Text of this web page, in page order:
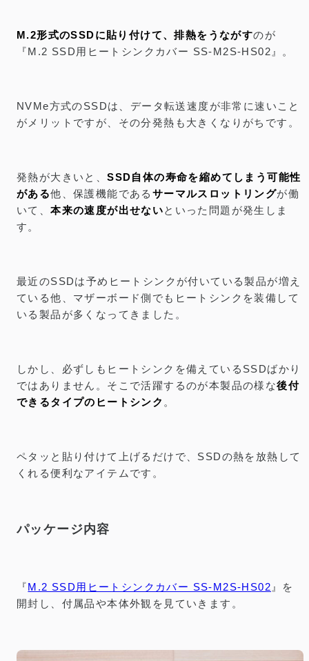
M.2形式のSSDに貼り付けて、排熱をうながすのが
『M.2 SSD用ヒートシンクカバー SS-M2S-HS02』。
NVMe方式のSSDは、データ転送速度が非常に速いこと
がメリットですが、その分発熱も大きくなりがちです。
発熱が大きいと、SSD自体の寿命を縮めてしまう可能性
がある他、保護機能である サーマルスロットリングが働
いて、本来の速度が出せないといった問題が発生しま
す。
最近のSSDは予めヒートシンクが付いている製品が増え
ている他、マザーボード側でもヒートシンクを装備して
いる製品が多くなってきました。
しかし、必ずしもヒートシンクを備えているSSDばかり
ではありません。そこで活躍するのが本製品の様な後付
できるタイプのヒートシンク 。
ペタッと貼り付けて上げるだけで、SSDの熱を放熱して
くれる便利なアイテムです。
パッケージ内容
『M.2 SSD用ヒートシンクカバー SS-M2S-HS02 』を
開封し、付属品や本体外観を見ていきます。